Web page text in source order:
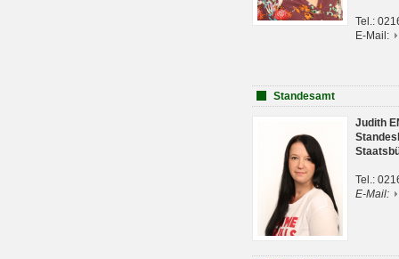
Tel.:
E-Mail:
Standesamt
Judith
Tel.:
E-Mail: